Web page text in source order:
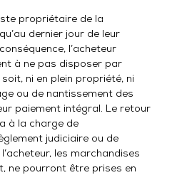
propriétaire de la
dernier jour de leur
l’acheteur
à ne pas disposer par
ni en plein propriété, ni
ou de nantissement des
paiement intégral. Le retour
à la charge de
judiciaire ou de
les marchandises
ne pourront être prises en